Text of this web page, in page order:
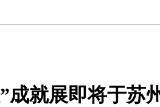
就展即将于苏